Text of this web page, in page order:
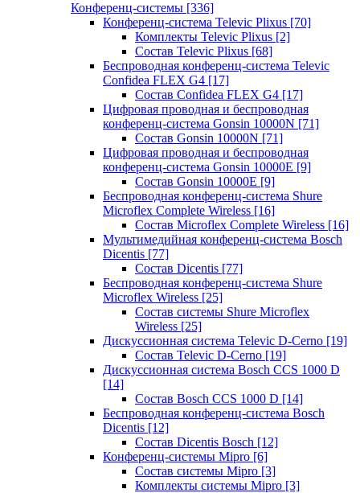
Конференц-системы [336]
Конференц-система Televic Plixus [70]
Комплекты Televic Plixus [2]
Состав Televic Plixus [68]
Беспроводная конференц-система Televic
Confidea FLEX G4 [17]
Состав Confidea FLEX G4 [17]
Цифровая проводная и беспроводная
конференц-система Gonsin 10000N [71]
Состав Gonsin 10000N [71]
Цифровая проводная и беспроводная
конференц-система Gonsin 10000E [9]
Состав Gonsin 10000E [9]
Беспроводная конференц-система Shure
Microflex Complete Wireless [16]
Состав Microflex Complete Wireless [16]
Мультимедийная конференц-система Bosch
Dicentis [77]
Состав Dicentis [77]
Беспроводная конференц-система Shure
Microflex Wireless [25]
Состав системы Shure Microflex
Wireless [25]
Дискуссионная система Televic D-Cerno [19]
Состав Televic D-Cerno [19]
Дискуссионная система Bosch CCS 1000 D
[14]
Состав Bosch CCS 1000 D [14]
Беспроводная конференц-система Bosch
Dicentis [12]
Состав Dicentis Bosch [12]
Конференц-системы Mipro [6]
Состав системы Mipro [3]
Комплекты системы Mipro [3]